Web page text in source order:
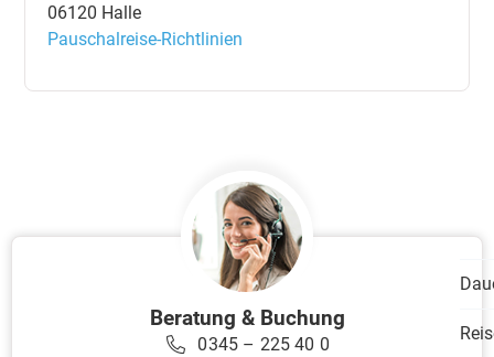
06120 Halle
Pauschalreise-Richtlinien
Beratung & Buchung
0345 – 225 40 0